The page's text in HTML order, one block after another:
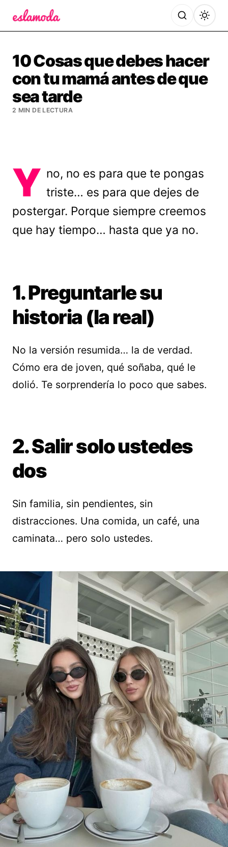
10 Cosas que debes hacer
con tu mamá antes de que
sea tarde
2 MIN DE LECTURA
Y no, no es para que te pongas
triste… es para que dejes de
postergar. Porque siempre creemos
que hay tiempo… hasta que ya no.
1. Preguntarle su
historia (la real)
No la versión resumida… la de verdad.
Cómo era de joven, qué soñaba, qué le
dolió. Te sorprendería lo poco que sabes.
2. Salir solo ustedes
dos
Sin familia, sin pendientes, sin
distracciones. Una comida, un café, una
caminata… pero solo ustedes.